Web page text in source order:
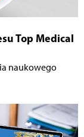
Top Medical
naukowego